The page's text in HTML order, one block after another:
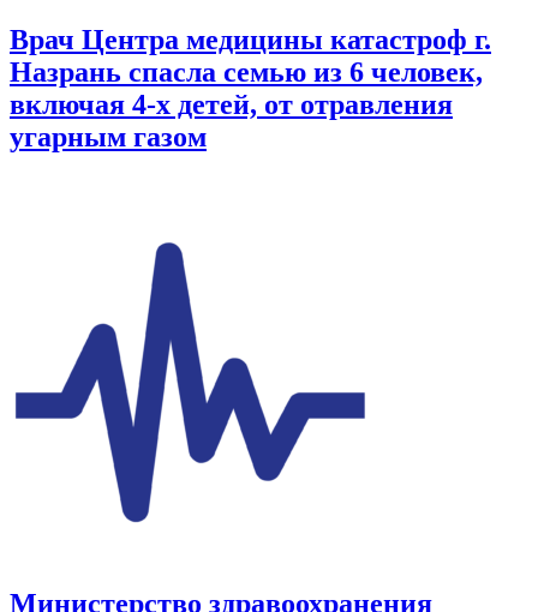
Врач Центра медицины катастроф г.
Назрань спасла семью из 6 человек,
включая 4-х детей, от отравления
угарным газом
Министерство здравоохранения